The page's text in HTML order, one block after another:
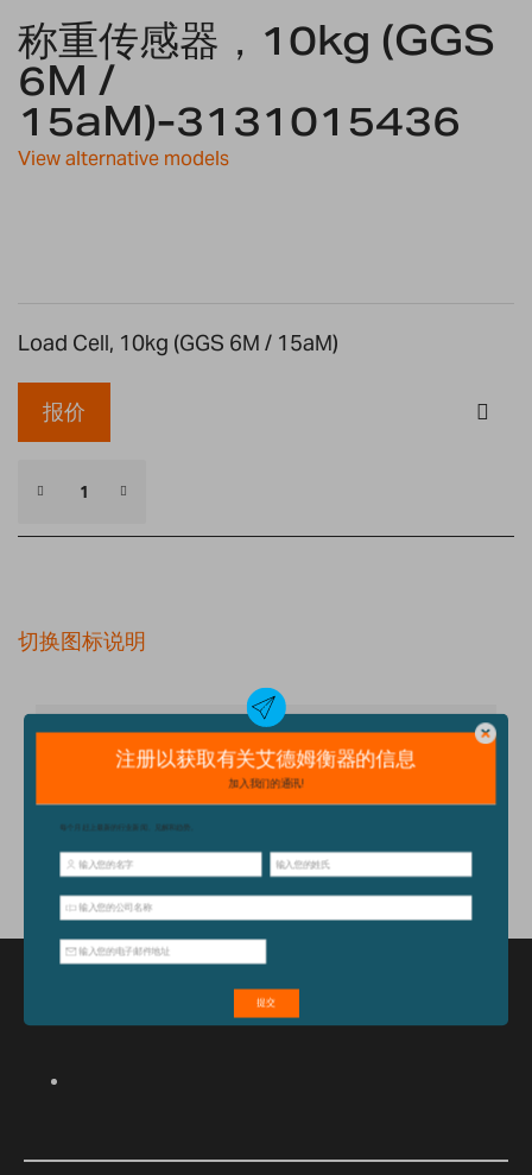
to
the
beginning
of
the
images
称重传感器，10kg (GGS
6M /
15aM)-3131015436
View alternative models
Load Cell, 10kg (GGS 6M / 15aM)
报价
切换图标说明
细节
配件
特点和优点